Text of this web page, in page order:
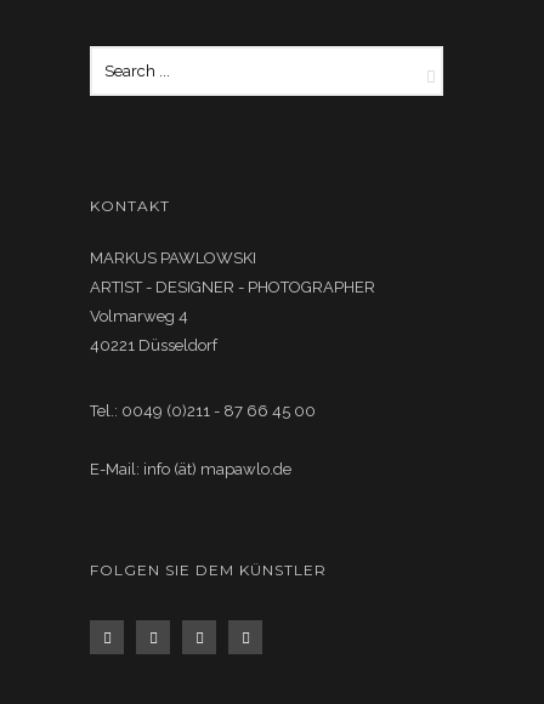
KONTAKT
MARKUS PAWLOWSKI
ARTIST - DESIGNER - PHOTOGRAPHER
Volmarweg 4
40221 Düsseldorf
Tel.: 0049 (0)211 - 87 66 45 00
E-Mail: info (ät) mapawlo.de
FOLGEN SIE DEM KÜNSTLER